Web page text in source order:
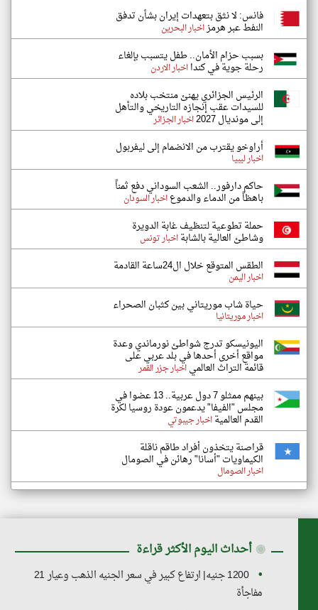
فانس: لا نثق بتعهدات إيران بشأن تدفق
النفط عبر هرمزاخبار البحرين
بسبب حزام الأمان.. طفل يتسبب بإلغاء
رحلة جوية في كندااخبار الاردن
الرئيس الجزائري يهنئ منتخب بلاده
للسيدات عقب إنجازه التاريخي والتأهل
إلى مونديال 2027 اخبار الجزائر
أراوخو يقترب من الانضمام إلى ليفربول
اخبار ليبيا
حاكم دارفور.. الشعب السوداني دفع ثمناً
باهظاً من الدماء والدموعاخبار السودان
حملة تطوعية لتنظيف غابة الدويرة
وشاطئ العالية بالشابةاخبار تونس
الطقس المتوقع خلال ال24ساعة القادمة
اخبار اليمن
حياة شاب موريتاني بين كثبان الصحراء
اخبار موريتانيا
اليونيسكو تدرج شواطئ نورماندي وعدة
مواقع أخرى أحدها في بلد عربي على
قائمة التراث العالمياخبار جزر القمر
بينهم ممثلو 7 دول عربية.. 13 عضوا في
مجلس "الفيفا" يدعمون عودة روسيا لكرة
القدم العالميةاخبار جيبوتي
قراصنة يتخذون أفراد طاقم ناقلة
الكيماويات "أسانا" رهائن في الصومال
اخبار الصومال
◉ أحداث اليوم الأكثر قراءة
1200 جنيه| ارتفاع كبير في سعر الجنيه الذهب وعيار 21
مفاجأة